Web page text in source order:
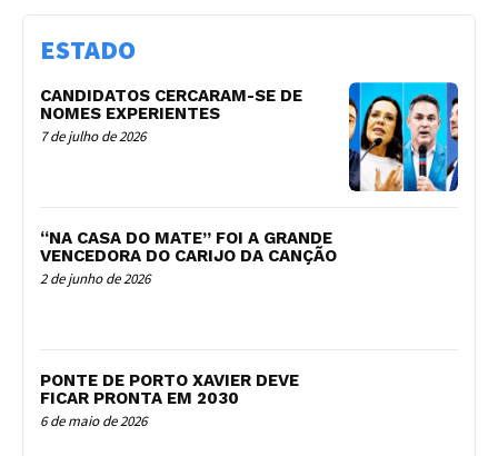
ESTADO
CANDIDATOS CERCARAM-SE DE
NOMES EXPERIENTES
7 de julho de 2026
“NA CASA DO MATE” FOI A GRANDE
VENCEDORA DO CARIJO DA CANÇÃO
2 de junho de 2026
PONTE DE PORTO XAVIER DEVE
FICAR PRONTA EM 2030
6 de maio de 2026